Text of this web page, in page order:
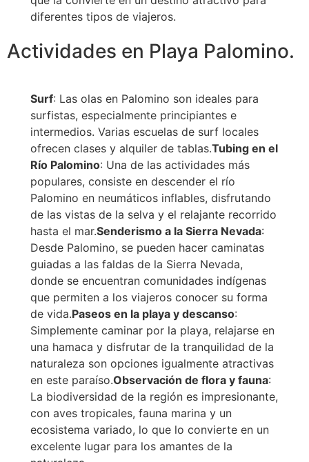
diferentes tipos de viajeros.
Actividades en Playa Palomino.
Surf: Las olas en Palomino son ideales para
surfistas, especialmente principiantes e
intermedios. Varias escuelas de surf locales
ofrecen clases y alquiler de tablas.Tubing en el
Río Palomino: Una de las actividades más
populares, consiste en descender el río
Palomino en neumáticos inflables, disfrutando
de las vistas de la selva y el relajante recorrido
hasta el mar.Senderismo a la Sierra Nevada:
Desde Palomino, se pueden hacer caminatas
guiadas a las faldas de la Sierra Nevada,
donde se encuentran comunidades indígenas
que permiten a los viajeros conocer su forma
de vida.Paseos en la playa y descanso:
Simplemente caminar por la playa, relajarse en
una hamaca y disfrutar de la tranquilidad de la
naturaleza son opciones igualmente atractivas
en este paraíso.Observación de flora y fauna:
La biodiversidad de la región es impresionante,
con aves tropicales, fauna marina y un
ecosistema variado, lo que lo convierte en un
excelente lugar para los amantes de la